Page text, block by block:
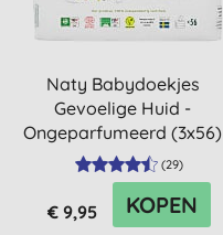
Naty Babydoekjes
Gevoelige Huid -
Ongeparfumeerd (3x56)
(29)
€ 9,95 KOPEN